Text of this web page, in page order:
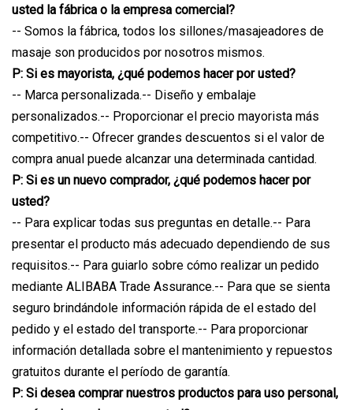
usted la fábrica o la empresa comercial?
-- Somos la fábrica, todos los sillones/masajeadores de
masaje son producidos por nosotros mismos.
P: Si es mayorista, ¿qué podemos hacer por usted?
-- Marca personalizada.-- Diseño y embalaje
personalizados.-- Proporcionar el precio mayorista más
competitivo.-- Ofrecer grandes descuentos si el valor de
compra anual puede alcanzar una determinada cantidad.
P: Si es un nuevo comprador, ¿qué podemos hacer por
usted?
-- Para explicar todas sus preguntas en detalle.-- Para
presentar el producto más adecuado dependiendo de sus
requisitos.-- Para guiarlo sobre cómo realizar un pedido
mediante ALIBABA Trade Assurance.-- Para que se sienta
seguro brindándole información rápida de el estado del
pedido y el estado del transporte.-- Para proporcionar
información detallada sobre el mantenimiento y repuestos
gratuitos durante el período de garantía.
P: Si desea comprar nuestros productos para uso personal,